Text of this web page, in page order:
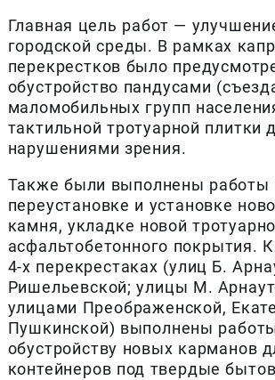
Главная цель работ —
городской среды. В рамках
перекрестков было
обустройство пандусами
маломобильных групп
тактильной тротуарной плитки
нарушениями зрения.
Также были выполнены работы
переустановке и установке
камня, укладке новой
асфальтобетонного покрытия.
4-х перекрестаках (улиц Б.
Ришельевской; улицы М.
улицами Преображенской,
Пушкинской) выполнены
обустройству новых карманов
контейнеров под твердые